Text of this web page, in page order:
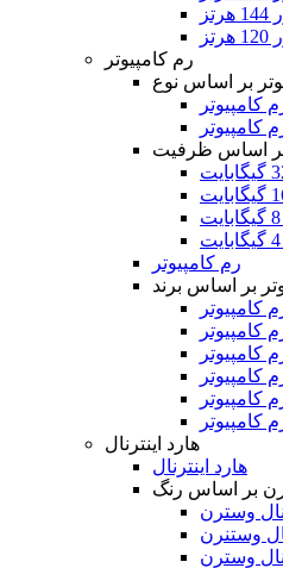
رم کامپیوتر
بر اساس نوع
اساس ظرفیت
رم کامپیوتر
بر اساس برند
هارد اینترنال
هارد اینترنال
بر اساس رنگ